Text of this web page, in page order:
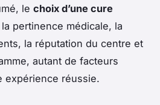
le choix d’une cure
pertinence médicale, la
la réputation du centre et
autant de facteurs
expérience réussie.